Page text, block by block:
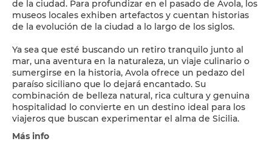
de la ciudad. Para profundizar en el pasado de Avola, los
museos locales exhiben artefactos y cuentan historias
de la evolución de la ciudad a lo largo de los siglos.
Ya sea que esté buscando un retiro tranquilo junto al
mar, una aventura en la naturaleza, un viaje culinario o
sumergirse en la historia, Avola ofrece un pedazo del
paraíso siciliano que lo dejará encantado. Su
combinación de belleza natural, rica cultura y genuina
hospitalidad lo convierte en un destino ideal para los
viajeros que buscan experimentar el alma de Sicilia.
Más info